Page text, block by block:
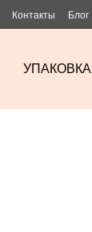
Контакты Блог
УПАКОВКА